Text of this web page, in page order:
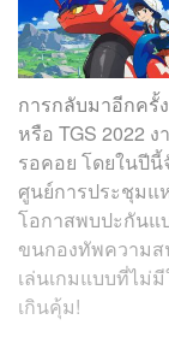
การกลับมาอีกครั้
หรือ TGS 2022
รอคอย โดยในปี
ศูนย์การประชุมแ
โอกาสพบปะกันแ
ขนกองทัพความส
เล่นเกมแบบที่ไม่
เกินคุ้ม!